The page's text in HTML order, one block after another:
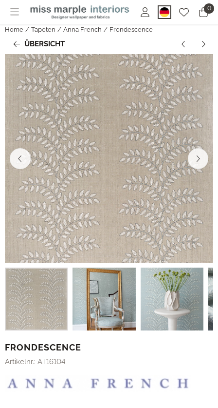
Cookie-Einstellungen sind derzeit geschlossen. 0
Home / Tapeten / Anna French / Frondescence
ÜBERSICHT
FRONDESCENCE
Artikelnr.: AT16104